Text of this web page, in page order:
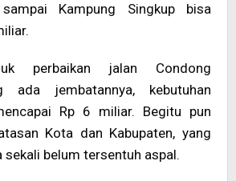
sampai Kampung Singkup bisa
perbaikan jalan Condong
ada jembatannya, kebutuhan
Rp 6 miliar. Begitu pun
Kota dan Kabupaten, yang
sekali belum tersentuh aspal.